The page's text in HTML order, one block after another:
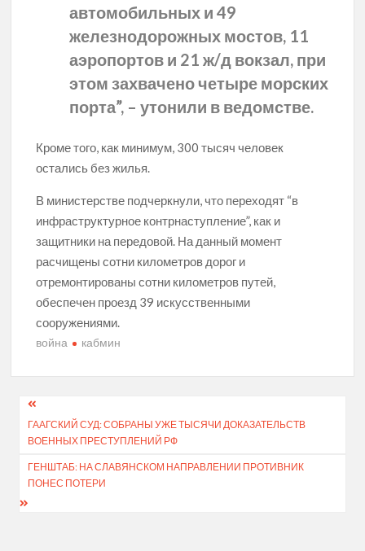
автомобильных и 49
железнодорожных мостов, 11
аэропортов и 21 ж/д вокзал, при
этом захвачено четыре морских
порта”, – утонили в ведомстве.
Кроме того, как минимум, 300 тысяч человек
остались без жилья.
В министерстве подчеркнули, что переходят “в
инфраструктурное контрнаступление”, как и
защитники на передовой. На данный момент
расчищены сотни километров дорог и
отремонтированы сотни километров путей,
обеспечен проезд 39 искусственными
сооружениями.
война кабмин
Навігація
записів
ГААГСКИЙ СУД: СОБРАНЫ УЖЕ ТЫСЯЧИ ДОКАЗАТЕЛЬСТВ
ВОЕННЫХ ПРЕСТУПЛЕНИЙ РФ
ГЕНШТАБ: НА СЛАВЯНСКОМ НАПРАВЛЕНИИ ПРОТИВНИК
ПОНЕС ПОТЕРИ